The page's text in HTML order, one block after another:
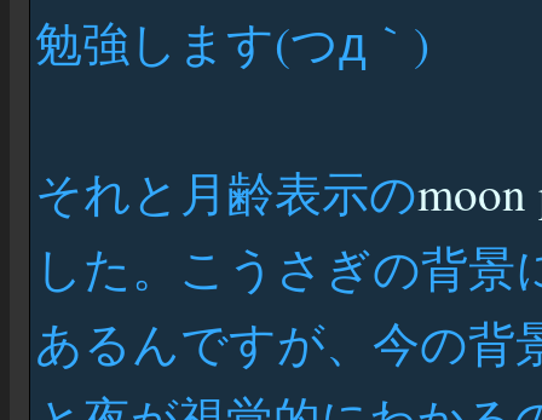
勉強します(つд｀)
それと月齢表示のmoon
した。こうさぎの背
あるんですが、今の背